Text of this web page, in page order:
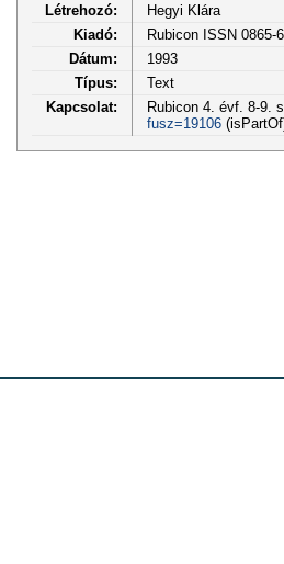
Létrehozó:
Hegyi Klára
Kiadó:
Rubicon ISSN 0865-
Dátum:
1993
Típus:
Text
Kapcsolat:
Rubicon 4. évf. 8-9.
fusz=19106